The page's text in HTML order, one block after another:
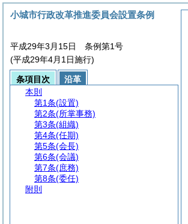
小城市行政改革推進委員会設置条例
平成29年3月15日 条例第1号
(平成29年4月1日施行)
条項目次
沿革
本則
第1条(設置)
第2条(所掌事務)
第3条(組織)
第4条(任期)
第5条(会長)
第6条(会議)
第7条(庶務)
第8条(委任)
附則